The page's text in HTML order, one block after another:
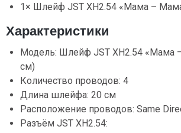
1× Шлейф JST XH2.54 «Мама –
Характеристики
Модель: Шлейф JST XH2.54 «Мама
см)
Количество проводов: 4
Длина шлейфа: 20 см
Расположение проводов: Same
Разъём JST XH2.54: